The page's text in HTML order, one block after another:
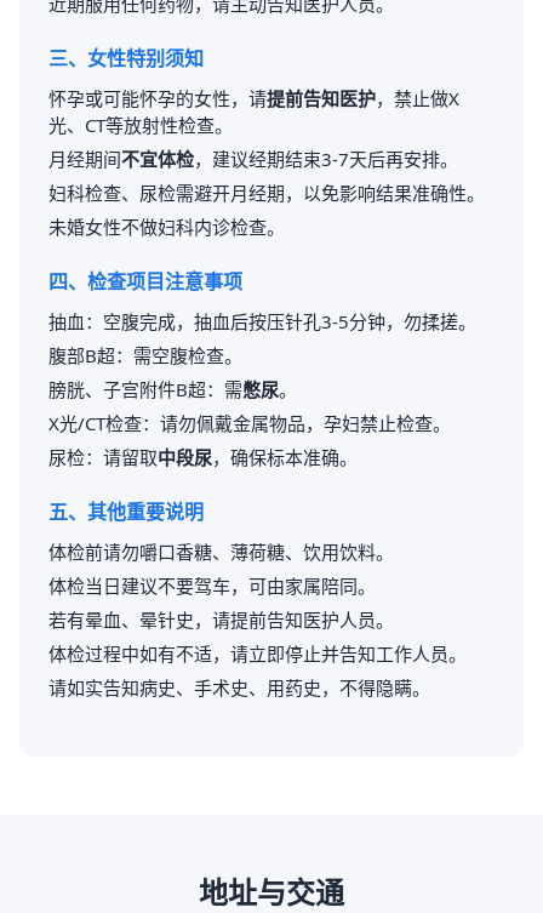
三、女性特别须知
怀孕或可能怀孕的女性，请提前告知医护，禁止做X
光、CT等放射性检查。
月经期间不宜体检，建议经期结束3-7天后再安排。
妇科检查、尿检需避开月经期，以免影响结果准确性。
未婚女性不做妇科内诊检查。
四、检查项目注意事项
抽血：空腹完成，抽血后按压针孔3-5分钟，勿揉搓。
腹部B超：需空腹检查。
膀胱、子宫附件B超：需憋尿。
X光/CT检查：请勿佩戴金属物品，孕妇禁止检查。
尿检：请留取中段尿，确保标本准确。
五、其他重要说明
体检前请勿嚼口香糖、薄荷糖、饮用饮料。
体检当日建议不要驾车，可由家属陪同。
若有晕血、晕针史，请提前告知医护人员。
体检过程中如有不适，请立即停止并告知工作人员。
请如实告知病史、手术史、用药史，不得隐瞒。
地址与交通